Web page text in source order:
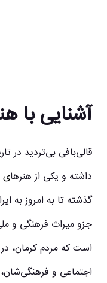
آشنایی با
قالی‌بافی بی‌تردید در
داشته و یکی از هنرهای
گذشته تا به امروز به
جزو میراث فرهنگی و
است که مردم کرمان،
اجتماعی و فرهنگی‌شان،